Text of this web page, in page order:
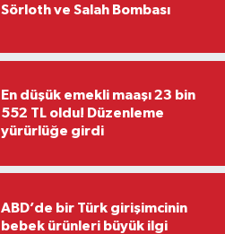
Sörloth ve Salah Bombası
En düşük emekli maaşı 23 bin
552 TL oldu! Düzenleme
yürürlüğe girdi
ABD’de bir Türk girişimcinin
bebek ürünleri büyük ilgi